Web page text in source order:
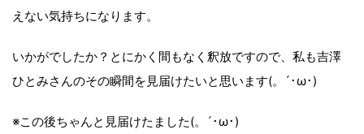
えない気持ちになります。
いかがでしたか？とにかく間もなく釈放ですので、私も吉澤
ひとみさんのその瞬間を見届けたいと思います(。´･ω･)
※この後ちゃんと見届けたました(。´･ω･)